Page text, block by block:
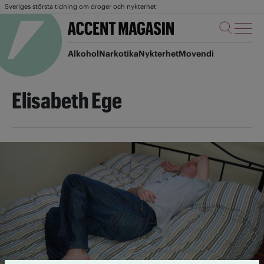
Sveriges största tidning om droger och nykterhet
AlkoholNarkotikaNykterhetMovendi
Elisabeth Ege